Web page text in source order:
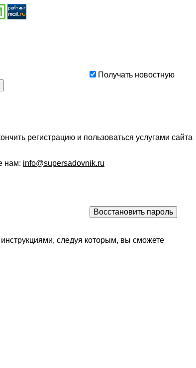
Получать новостную
регистрацию и пользоваться услугами сайта
нам: info@supersadovnik.ru
следуя которым, вы сможете